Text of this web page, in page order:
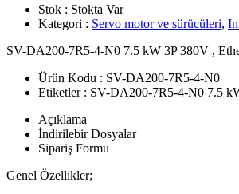
Stok : Stokta Var
Kategori : Servo motor ve sürücüleri,
SV-DA200-7R5-4-N0 7.5 kW 3P 380V ,
Ürün Kodu : SV-DA200-7R5-4-N0
Etiketler : SV-DA200-7R5-4-N0 7.5
Açıklama
İndirilebir Dosyalar
Sipariş Formu
Genel Özellikler;